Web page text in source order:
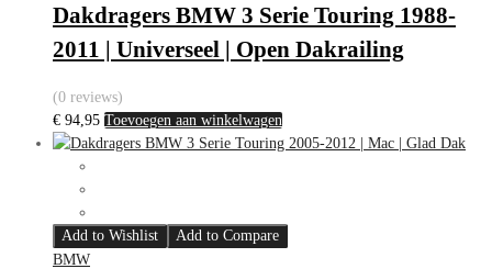
Dakdragers BMW 3 Serie Touring 1988-
2011 | Universeel | Open Dakrailing
(0 reviews)
€ 94,95 Toevoegen aan winkelwagen
Add to Wishlist
Add to Compare
BMW